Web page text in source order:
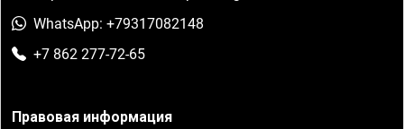
WhatsApp: +79317082148
+7 862 277-72-65
Правовая информация